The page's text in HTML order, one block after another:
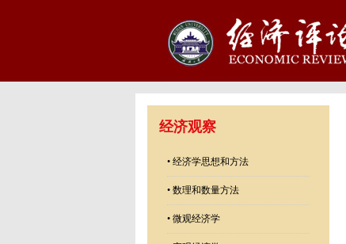
经济观察
• 经济学思想和方法
• 数理和数量方法
• 微观经济学